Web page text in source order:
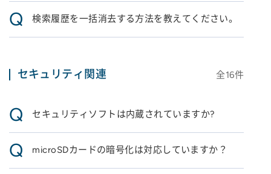
Q 検索履歴を一括消去する方法を教えてください。
セキュリティ関連 全16件
Q セキュリティソフトは内蔵されていますか?
Q microSDカードの暗号化は対応していますか？